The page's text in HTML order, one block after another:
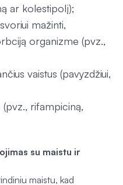
ar kolestipolį);
mažinti,
organizme (pvz.,
vaistus (pavyzdžiui,
rifampiciną,
su maistu ir
maistu, kad